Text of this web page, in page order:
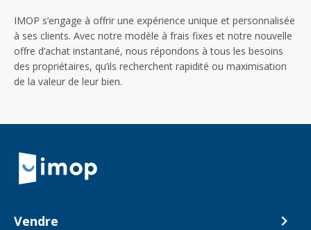
IMOP s’engage à offrir une expérience unique et personnalisée
à ses clients. Avec notre modèle à frais fixes et notre nouvelle
offre d’achat instantané, nous répondons à tous les besoins
des propriétaires, qu’ils recherchent rapidité ou maximisation
de la valeur de leur bien.
Retour à la navigation principale
Vendre